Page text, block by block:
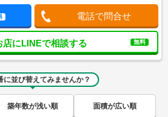
電話で問合せ
店にLINEで相談する 無料
に並び替えてみませんか？
築年数が浅い順 面積が広い順